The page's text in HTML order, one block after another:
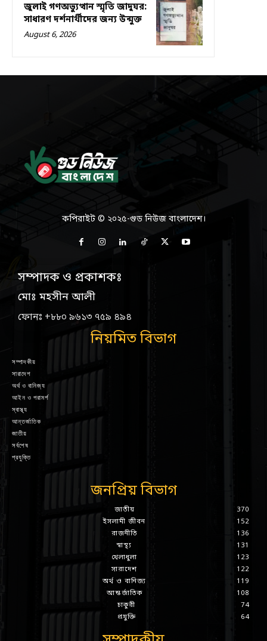
জুলাই গণঅভ্যুত্থান স্মৃতি জাদুঘর:
সাধারণ দর্শনার্থীদের জন্য উন্মুক্ত
August 6, 2026
কপিরাইট © ২০২৫-গুড নিউজ বাংলাদেশ।
সম্পাদক ও প্রকাশকঃ
মোঃ মহসীন আলী
ফোনঃ +৮৮০ ৯৬১৩ ৭৫৯ ৪৯৪
নিয়মিত বিভাগ
সম্পাদকীয়
সারাদেশ
অর্থ ও বানিজ্য
আইন ও পরামর্শ
স্বাস্থ্য
আন্তর্জাতিক
জাতীয়
সর্বশেষ
প্রযুক্তি
জনপ্রিয় বিভাগ
জাতীয়
370
ইসলামী জীবন
152
রাজনীতি
136
স্বাস্থ্য
131
খেলাধুলা
123
সারাদেশ
122
অর্থ ও বানিজ্য
119
আন্তর্জাতিক
108
চাকুরী
74
প্রযুক্তি
64